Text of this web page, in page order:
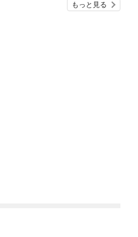
もっと見る